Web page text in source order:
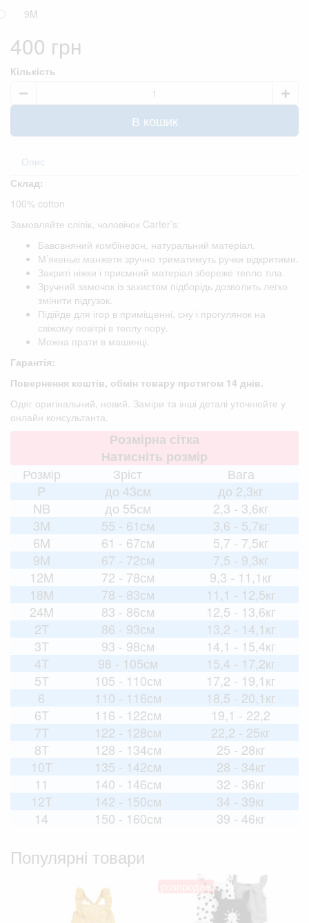
9M
400 грн
Кількість
В кошик
Опис
Склад:
100% cotton
Замовляйте сліпік, чоловічок Carter’s:
Бавовняний комбінезон, натуральний матеріал.
М’якенькі манжети зручно триматимуть ручки відкритими.
Закриті ніжки і приємний матеріал збереже тепло тіла.
Зручний замочок із захистом підборідь дозволить легко
змінити підгузок.
Підійде для ігор в приміщенні, сну і прогулянок на
свіжому повітрі в теплу пору.
Можна прати в машинці.
Гарантія:
Повернення коштів, обмін товару протягом 14 днів.
Одяг оригінальний, новий. Заміри та інші деталі уточнюйте у
онлайн консультанта.
Розмірна сітка
Натисніть розмір
Розмір
Зріст
Вага
P
до 43см
до 2,3кг
NB
до 55см
2,3 - 3,6кг
3M
55 - 61см
3,6 - 5,7кг
6M
61 - 67см
5,7 - 7,5кг
9M
67 - 72см
7,5 - 9,3кг
12M
72 - 78см
9,3 - 11,1кг
18M
78 - 83см
11,1 - 12,5кг
24M
83 - 86см
12,5 - 13,6кг
2T
86 - 93см
13,2 - 14,1кг
3T
93 - 98см
14,1 - 15,4кг
4T
98 - 105см
15,4 - 17,2кг
5T
105 - 110см
17,2 - 19,1кг
6
110 - 116см
18,5 - 20,1кг
6T
116 - 122см
19,1 - 22,2
7T
122 - 128см
22,2 - 25кг
8T
128 - 134см
25 - 28кг
10T
135 - 142см
28 - 34кг
11
140 - 146см
32 - 36кг
12T
142 - 150см
34 - 39кг
14
150 - 160см 39 - 46кг
Популярні товари
розпродаж!